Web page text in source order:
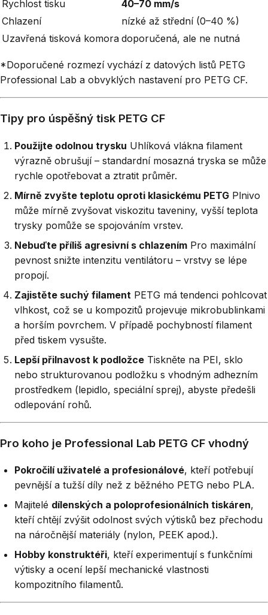
Rychlost tisku
40–70 mm/s
Chlazení
nízké až střední (0–40 %)
Uzavřená tisková komora doporučená, ale ne nutná
*Doporučené rozmezí vychází z datových listů PETG
Professional Lab a obvyklých nastavení pro PETG CF.
Tipy pro úspěšný tisk PETG CF
Použijte odolnou trysku Uhlíková vlákna filament
výrazně obrušují – standardní mosazná tryska se může
rychle opotřebovat a ztratit průměr.
Mírně zvyšte teplotu oproti klasickému PETG Plnivo
může mírně zvyšovat viskozitu taveniny, vyšší teplota
trysky pomůže se spojováním vrstev.
Nebuďte příliš agresivní s chlazením Pro maximální
pevnost snižte intenzitu ventilátoru – vrstvy se lépe
propojí.
Zajistěte suchý filament PETG má tendenci pohlcovat
vlhkost, což se u kompozitů projevuje mikrobublinkami
a horším povrchem. V případě pochybností filament
před tiskem vysušte.
Lepší přilnavost k podložce Tiskněte na PEI, sklo
nebo strukturovanou podložku s vhodným adhezním
prostředkem (lepidlo, speciální sprej), abyste předešli
odlepování rohů.
Pro koho je Professional Lab PETG CF vhodný
Pokročilí uživatelé a profesionálové, kteří potřebují
pevnější a tužší díly než z běžného PETG nebo PLA.
Majitelé dílenských a poloprofesionálních tiskáren,
kteří chtějí zvýšit odolnost svých výtisků bez přechodu
na náročnější materiály (nylon, PEEK apod.).
Hobby konstruktéři, kteří experimentují s funkčními
výtisky a ocení lepší mechanické vlastnosti
kompozitního filamentů.